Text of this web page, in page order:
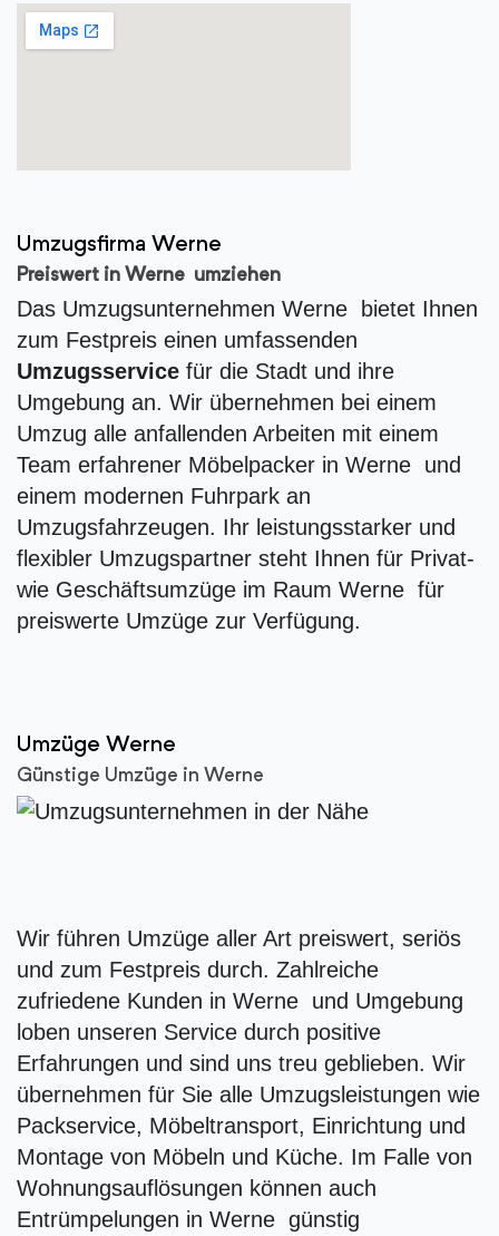
Umzugsfirma Werne
Preiswert in Werne umziehen
Das Umzugsunternehmen Werne bietet Ihnen
zum Festpreis einen umfassenden
Umzugsservice für die Stadt und ihre
Umgebung an. Wir übernehmen bei einem
Umzug alle anfallenden Arbeiten mit einem
Team erfahrener Möbelpacker in Werne und
einem modernen Fuhrpark an
Umzugsfahrzeugen. Ihr leistungsstarker und
flexibler Umzugspartner steht Ihnen für Privat-
wie Geschäftsumzüge im Raum Werne für
preiswerte Umzüge zur Verfügung.
Umzüge Werne
Günstige Umzüge in Werne
Wir führen Umzüge aller Art preiswert, seriös
und zum Festpreis durch. Zahlreiche
zufriedene Kunden in Werne und Umgebung
loben unseren Service durch positive
Erfahrungen und sind uns treu geblieben. Wir
übernehmen für Sie alle Umzugsleistungen wie
Packservice, Möbeltransport, Einrichtung und
Montage von Möbeln und Küche. Im Falle von
Wohnungsauflösungen können auch
Entrümpelungen in Werne günstig